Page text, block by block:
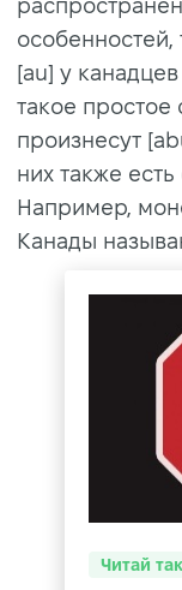
особенностей,
[au] у
такое простое
произнесут
них также
Например,
Канады
Читай